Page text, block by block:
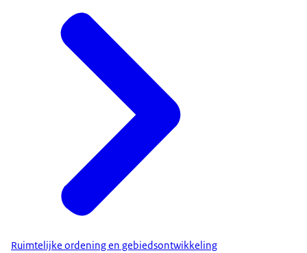
Ruimtelijke ordening en gebiedsontwikkeling